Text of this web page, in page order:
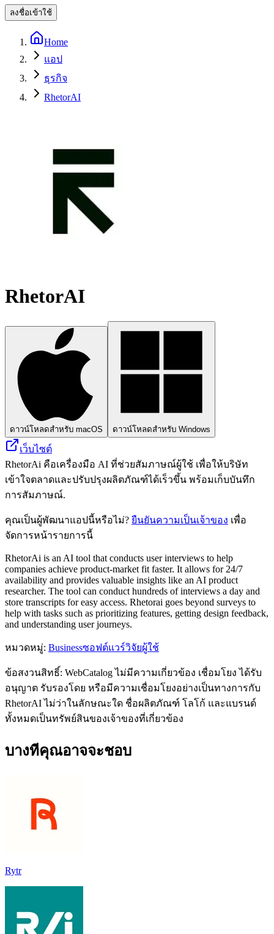
ลงชื่อเข้าใช้
Home
แอป
ธุรกิจ
RhetorAI
RhetorAI
ดาวน์โหลดสำหรับ macOS ดาวน์โหลดสำหรับ Windows
เว็บไซต์
RhetorAi คือเครื่องมือ AI ที่ช่วยสัมภาษณ์ผู้ใช้ เพื่อให้บริษัท
เข้าใจตลาดและปรับปรุงผลิตภัณฑ์ได้เร็วขึ้น พร้อมเก็บบันทึก
การสัมภาษณ์.
คุณเป็นผู้พัฒนาแอปนี้หรือไม่? ยืนยันความเป็นเจ้าของ เพื่อ
จัดการหน้ารายการนี้
RhetorAi is an AI tool that conducts user interviews to help
companies achieve product-market fit faster. It allows for 24/7
availability and provides valuable insights like an AI product
researcher. The tool can conduct hundreds of interviews a day and
store transcripts for easy access. Rhetorai goes beyond surveys to
help with tasks such as prioritizing features, getting design feedback,
and understanding user journeys.
หมวดหมู่: Businessซอฟต์แวร์วิจัยผู้ใช้
ข้อสงวนสิทธิ์: WebCatalog ไม่มีความเกี่ยวข้อง เชื่อมโยง ได้รับ
อนุญาต รับรองโดย หรือมีความเชื่อมโยงอย่างเป็นทางการกับ
RhetorAI ไม่ว่าในลักษณะใด ชื่อผลิตภัณฑ์ โลโก้ และแบรนด์
ทั้งหมดเป็นทรัพย์สินของเจ้าของที่เกี่ยวข้อง
บางทีคุณอาจจะชอบ
Rytr